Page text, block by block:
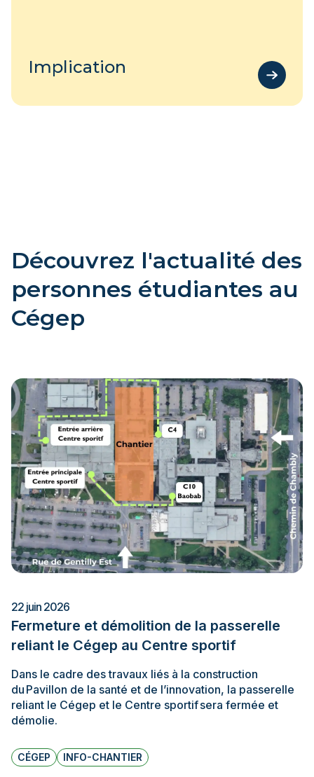
Implication
Découvrez l'actualité des
personnes étudiantes au
Cégep
22 juin 2026
Fermeture et démolition de la passerelle
reliant le Cégep au Centre sportif
Dans le cadre des travaux liés à la construction
du Pavillon de la santé et de l’innovation, la passerelle
reliant le Cégep et le Centre sportif sera fermée et
démolie.
CÉGEP INFO-CHANTIER